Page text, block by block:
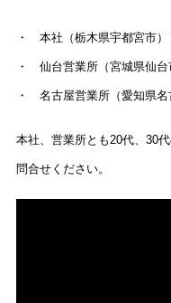
・ 本社（栃木県宇都宮市）
・ 仙台営業所（宮城県仙台
・ 名古屋営業所（愛知県名
本社、営業所とも20代、30
問合せください。